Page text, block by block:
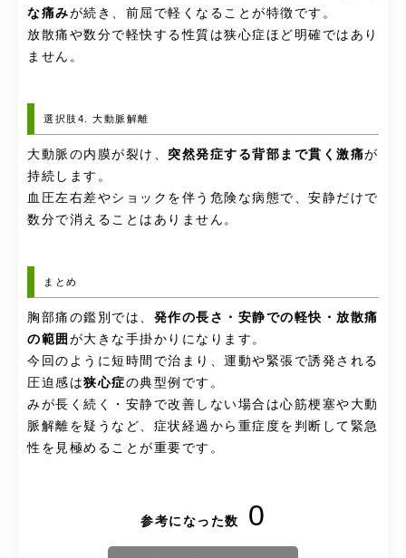
な痛みが続き、前屈で軽くなることが特徴です。
放散痛や数分で軽快する性質は狭心症ほど明確ではあり
ません。
選択肢4. 大動脈解離
大動脈の内膜が裂け、 突然発症する背部まで貫く激痛が
持続します。
血圧左右差やショックを伴う危険な病態で、安静だけで
数分で消えることはありません。
まとめ
胸部痛の鑑別では、 発作の長さ・安静での軽快・放散痛
の範囲 が大きな手掛かりになります。
今回のように短時間で治まり、運動や緊張で誘発される
圧迫感は狭心症の典型例です。
みが長く続く・安静で改善しない場合は心筋梗塞や大動
脈解離を疑うなど、症状経過から重症度を判断して緊急
性を見極めることが重要です。
参考になった数 0